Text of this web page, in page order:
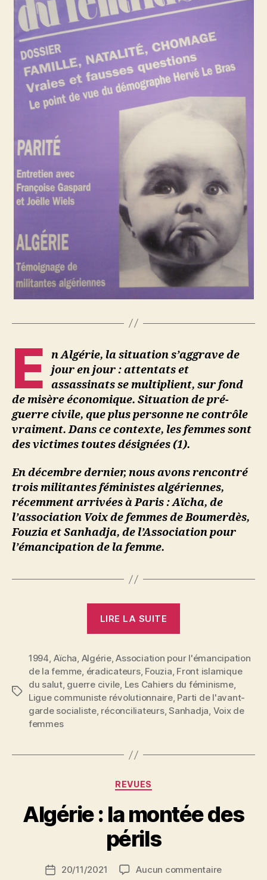
E
n Algérie, la situation s’aggrave de
jour en jour : attentats et
assassinats se multiplient, sur fond
de misère économique. Situation de pré-
guerre civile, que plus personne ne contrôle
vraiment. Dans ce contexte, les femmes sont
des victimes toutes désignées (1).
En décembre dernier, nous avons rencontré
trois militantes féministes algériennes,
récemment arrivées à Paris : Aïcha, de
l’association Voix de femmes de Boumerdès,
Fouzia et Sanhadja, de l’Association pour
l’émancipation de la femme.
LIRE LA SUITE
Étiquettes
1994, Aïcha, Algérie,Association pour l'émancipation
de la femme, éradicateurs, Fouzia, Front islamique
du salut, guerre civile, Les Cahiers du féminisme,
Ligue communiste révolutionnaire, Parti de l'avant-
garde socialiste, réconciliateurs,Sanhadja, Voix de
femmes
Catégories
REVUES
Algérie : la montée des
périls
a
S
N
Date20/11/2021 Aucun commentairesur